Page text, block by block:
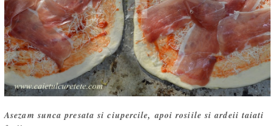
Asezam sunca presata si ciupercile, apoi rosiile si ardeii taiati